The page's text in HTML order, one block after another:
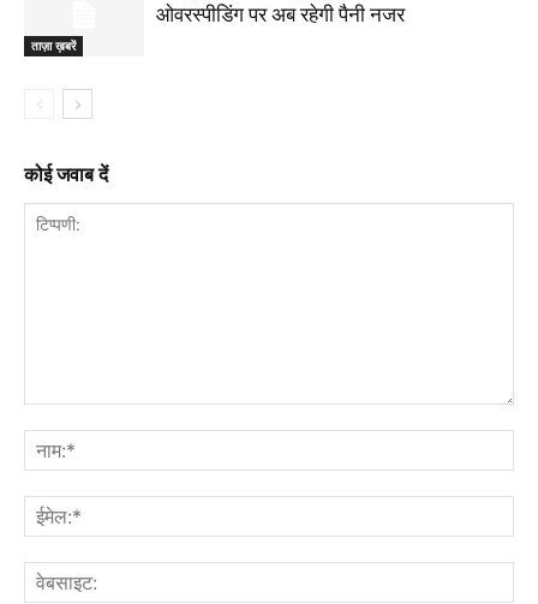
ताज़ा ख़बरें
ओवरस्पीडिंग पर अब रहेगी पैनी नजर
कोई जवाब दें